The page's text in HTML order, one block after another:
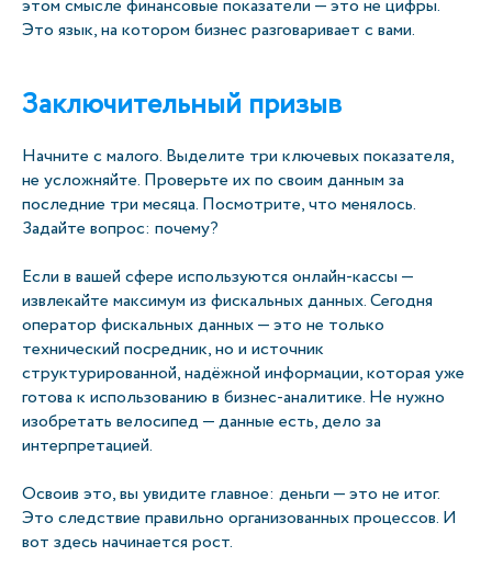
этом смысле финансовые показатели — это не цифры.
Это язык, на котором бизнес разговаривает с вами.
Заключительный призыв
Начните с малого. Выделите три ключевых показателя,
не усложняйте. Проверьте их по своим данным за
последние три месяца. Посмотрите, что менялось.
Задайте вопрос: почему?
Если в вашей сфере используются онлайн-кассы —
извлекайте максимум из фискальных данных. Сегодня
оператор фискальных данных — это не только
технический посредник, но и источник
структурированной, надёжной информации, которая уже
готова к использованию в бизнес-аналитике. Не нужно
изобретать велосипед — данные есть, дело за
интерпретацией.
Освоив это, вы увидите главное: деньги — это не итог.
Это следствие правильно организованных процессов. И
вот здесь начинается рост.